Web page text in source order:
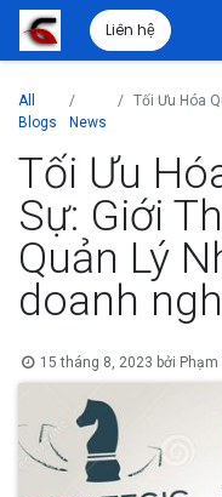
Liên hệ
All
Blogs
News
Tối Ưu Hóa Quản
Tối Ưu
Sự: Giới
Quản Lý
doanh
15 tháng 8, 2023 bởi